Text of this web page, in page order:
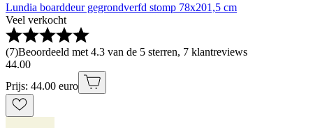
Lundia boarddeur gegrondverfd stomp 78x201,5 cm
Veel verkocht
(7)Beoordeeld met 4.3 van de 5 sterren, 7 klantreviews
44.00
Prijs: 44.00 euro